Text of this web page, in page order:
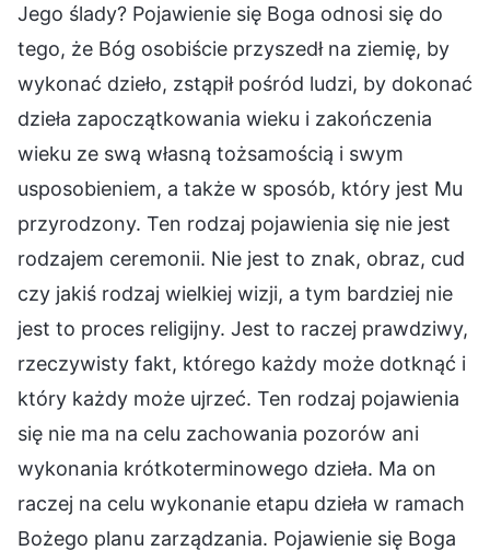
Jego ślady? Pojawienie się Boga odnosi się do
tego, że Bóg osobiście przyszedł na ziemię, by
wykonać dzieło, zstąpił pośród ludzi, by dokonać
dzieła zapoczątkowania wieku i zakończenia
wieku ze swą własną tożsamością i swym
usposobieniem, a także w sposób, który jest Mu
przyrodzony. Ten rodzaj pojawienia się nie jest
rodzajem ceremonii. Nie jest to znak, obraz, cud
czy jakiś rodzaj wielkiej wizji, a tym bardziej nie
jest to proces religijny. Jest to raczej prawdziwy,
rzeczywisty fakt, którego każdy może dotknąć i
który każdy może ujrzeć. Ten rodzaj pojawienia
się nie ma na celu zachowania pozorów ani
wykonania krótkoterminowego dzieła. Ma on
raczej na celu wykonanie etapu dzieła w ramach
Bożego planu zarządzania. Pojawienie się Boga